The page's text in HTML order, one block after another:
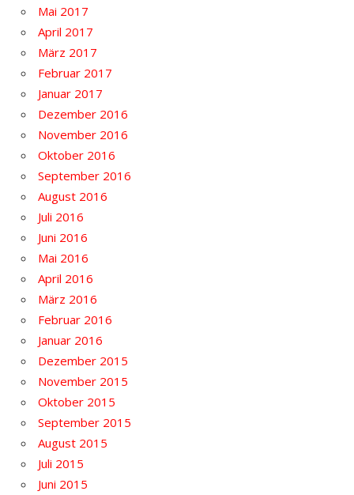
Mai 2017
April 2017
März 2017
Februar 2017
Januar 2017
Dezember 2016
November 2016
Oktober 2016
September 2016
August 2016
Juli 2016
Juni 2016
Mai 2016
April 2016
März 2016
Februar 2016
Januar 2016
Dezember 2015
November 2015
Oktober 2015
September 2015
August 2015
Juli 2015
Juni 2015